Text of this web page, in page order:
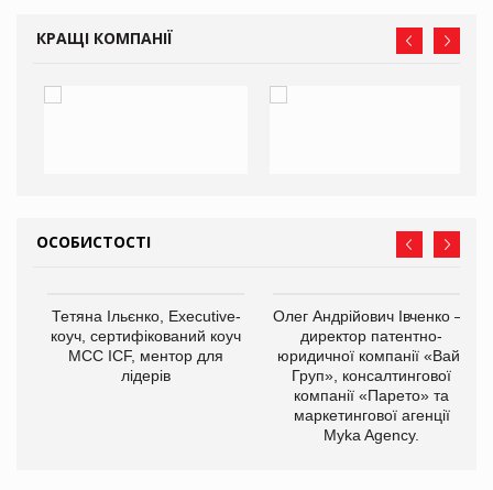
КРАЩІ КОМПАНІЇ
ОСОБИСТОСТІ
Тетяна Ільєнко, Executive-
коуч, сертифікований коуч
МСС ICF, ментор для
лідерів
Олег Андрійович Івченко —
директор патентно-
юридичної компанії «Вайз
Груп», консалтингової
компанії «Парето» та
маркетингової агенції
Myka Agency.